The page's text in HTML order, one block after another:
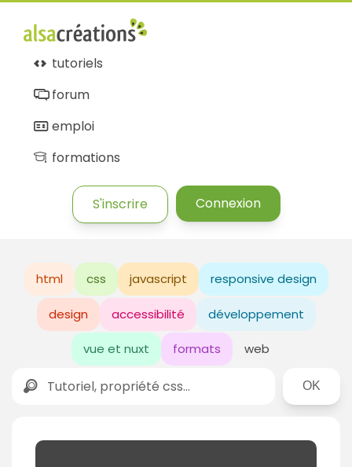
tutoriels
forum
emploi
formations
S'inscrire Connexion
html css javascript responsive design
design accessibilité développement
vue et nuxt formats web
Rechercher